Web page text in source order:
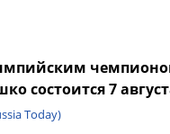
состоится 7
Today)